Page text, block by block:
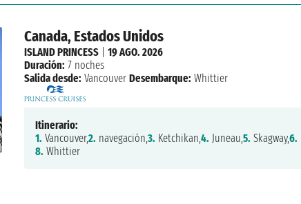
Canada, Estados Unidos
ISLAND PRINCESS| 19 AGO. 2026
Duración: 7 noches
Salida desde: Vancouver Desembarque: Whittier
Itinerario:
1. Vancouver,2. navegación,3. Ketchikan,4. Juneau,5. Skagway,6.
8. Whittier